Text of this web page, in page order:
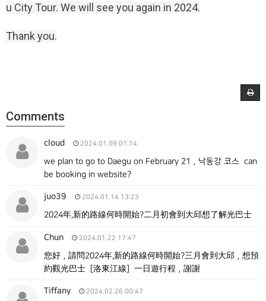
u City Tour. We will see you again in 2024.
Thank you.
Comments
cloud 2024.01.09 01:14
we plan to go to Daegu on February 21，낙동강 코스 can
be booking in website?
juo39 2024.01.14 13:23
2024年,新的路線何時開始?二月初會到大邱想了解光巴士
Chun 2024.01.22 17:47
您好，請問2024年,新的路線何時開始?三月會到大邱，想預
約觀光巴士［洛東江線］一日遊行程，謝謝
Tiffany 2024.02.26 00:47